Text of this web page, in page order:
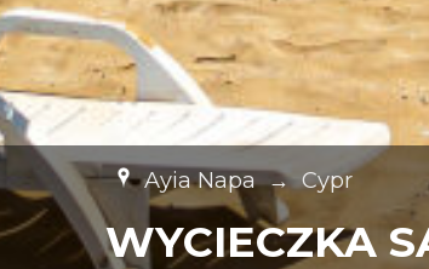
Ayia Napa → Cypr
WYCIECZKA